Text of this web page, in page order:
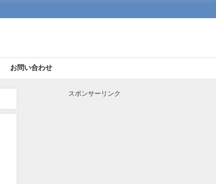
お問い合わせ
スポンサーリンク